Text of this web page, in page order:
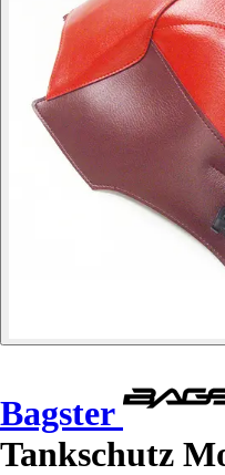
Bagster
Tankschutz